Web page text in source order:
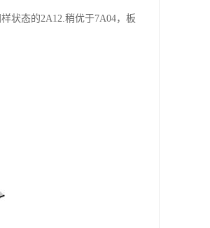
状态的2A12.稍优于7A04，板